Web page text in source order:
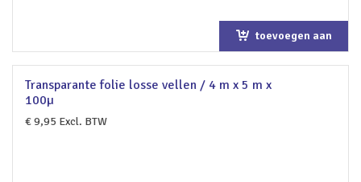
toevoegen aan
winkelwagen
Transparante folie losse vellen / 4 m x 5 m x
100µ
€9,95 Excl. BTW